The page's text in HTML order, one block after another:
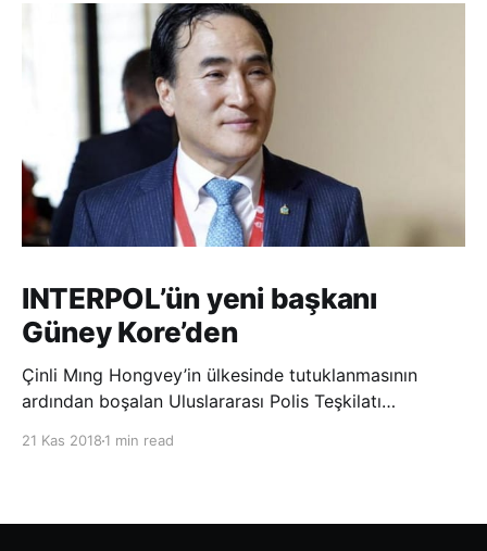
INTERPOL’ün yeni başkanı
Güney Kore’den
Çinli Mıng Hongvey’in ülkesinde tutuklanmasının
ardından boşalan Uluslararası Polis Teşkilatı
21 Kas 2018 1 min read